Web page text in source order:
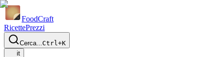
FoodCraft
RicettePrezzi
Cerca...Ctrl+K
it